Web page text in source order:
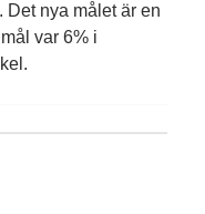
Det nya målet är en
var 6% i